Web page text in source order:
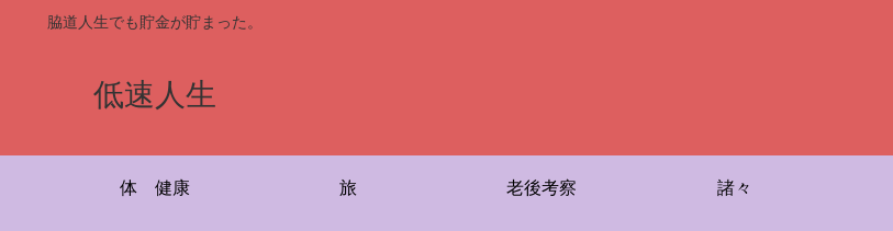
脇道人生でも貯金が貯まった。
低速人生
体 健康 旅 老後考察 諸々